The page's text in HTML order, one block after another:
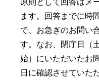
ます。回答までに時
で、お急ぎのお問い
す。なお、閉庁日（
始）にいただいたお
日に確認させていた